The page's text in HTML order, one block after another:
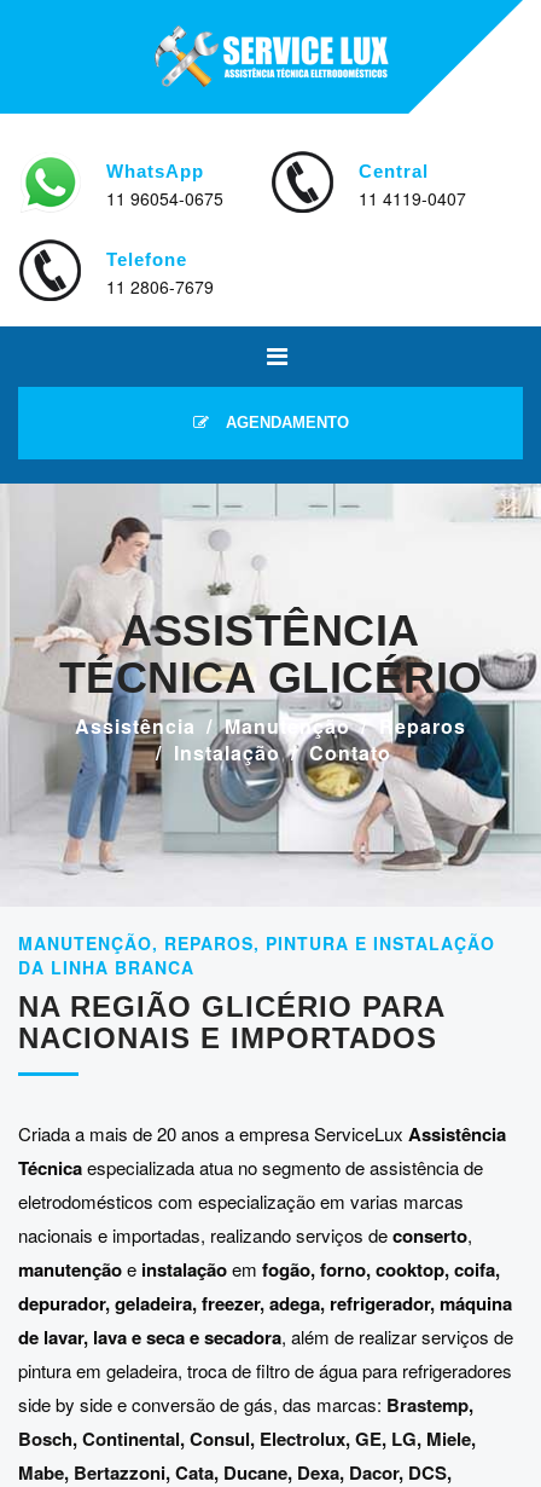
WhatsApp
11 96054-0675
Central
11 4119-0407
Telefone
11 2806-7679
AGENDAMENTO
ASSISTÊNCIA
TÉCNICA GLICÉRIO
Assistência Manutenção
Reparos
Instalação
Contato
MANUTENÇÃO, REPAROS, PINTURA E INSTALAÇÃO
DA LINHA BRANCA
NA REGIÃO GLICÉRIO PARA
NACIONAIS E IMPORTADOS
Criada a mais de 20 anos a empresa ServiceLux Assistência
Técnicaespecializada atua no segmento de assistência de
eletrodomésticos com especialização em varias marcas
nacionais e importadas, realizando serviços deconserto,
manutençãoe instalaçãoem fogão, forno, cooktop, coifa,
depurador, geladeira, freezer, adega, refrigerador, máquina
de lavar, lava e seca e secadora, além de realizar serviços de
pintura em geladeira, troca de filtro de água para refrigeradores
side by side e conversão de gás, das marcas: Brastemp,
Bosch,Continental,Consul, Electrolux,GE, LG, Miele,
Mabe, Bertazzoni,Cata, Ducane, Dexa, Dacor, DCS,